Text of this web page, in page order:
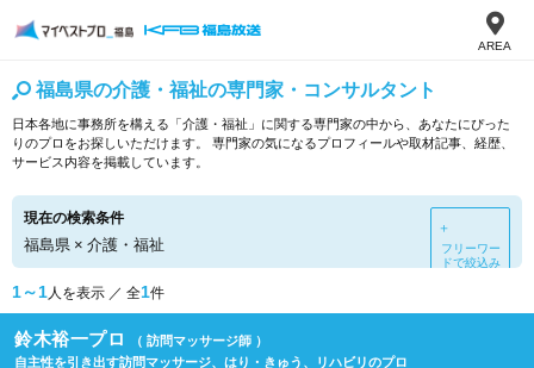
AREA
福島県の介護・福祉の専門家・コンサルタント
日本各地に事務所を構える「介護・福祉」に関する専門家の中から、あなたにぴった
りのプロをお探しいただけます。 専門家の気になるプロフィールや取材記事、経歴、
サービス内容を掲載しています。
現在の検索条件
福島県 × 介護・福祉
＋
フリーワー
ドで絞込み
1～1人を表示 ／ 全1件
鈴木裕一プロ
（ 訪問マッサージ師 ）
自主性を引き出す訪問マッサージ、はり・きゅう、リハビリのプロ